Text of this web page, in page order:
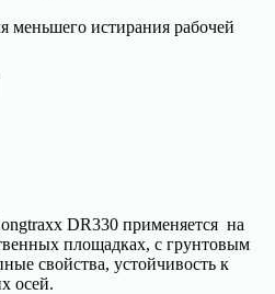
меньшего истирания рабочей
DR330 применяется на
площадках, с грунтовым
свойства, устойчивость к
осей.